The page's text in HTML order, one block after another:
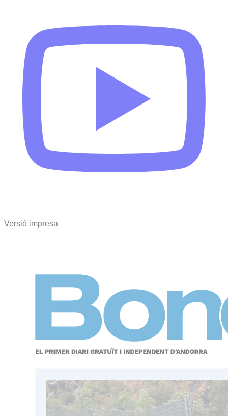
Versió impresa